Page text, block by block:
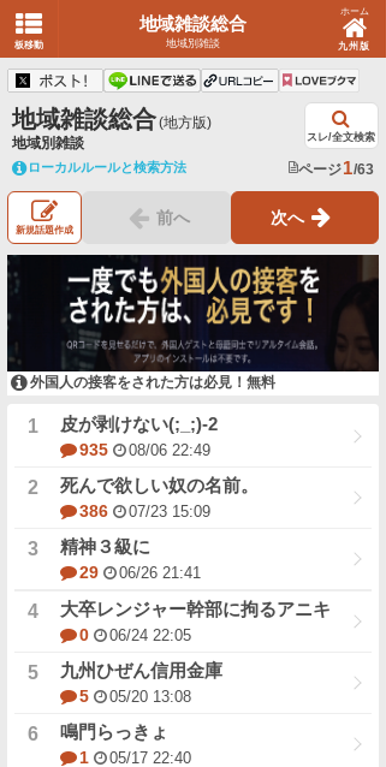
板移動
地域雑談総合
地域別雑談
ホーム
九州版
地域雑談総合(地方版)
地域別雑談
スレ/全文検索
ローカルルールと検索方法 ページ 1/63
新規話題作成
前へ 次へ
外国人の接客をされた方は必見！無料
皮が剥けない(;_;)-2
935 08/06 22:49
死んで欲しい奴の名前。
386 07/23 15:09
精神３級に
29 06/26 21:41
大卒レンジャー幹部に拘るアニキ
0 06/24 22:05
九州ひぜん信用金庫
5 05/20 13:08
鳴門らっきょ
1 05/17 22:40